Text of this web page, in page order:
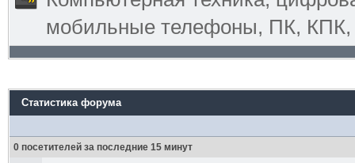
мобильные телефоны, ПК, КПК,
Статистика форума
0 посетителей за последние 15 минут